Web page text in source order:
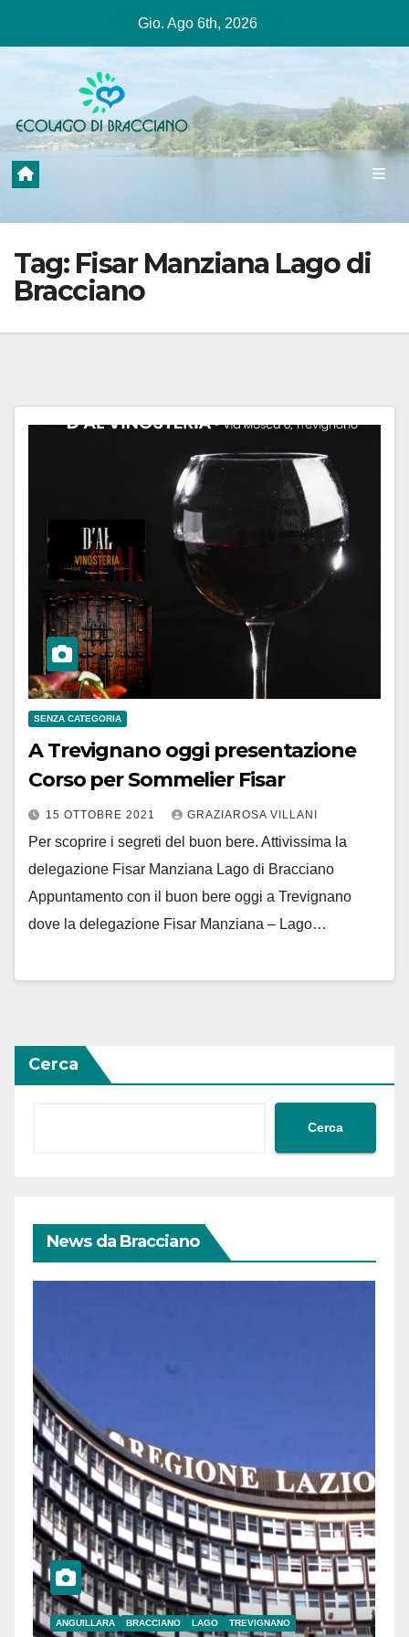
contenuto
Gio. Ago 6th, 2026
Tag: Fisar Manziana Lago di
Bracciano
SENZA CATEGORIA
A Trevignano oggi presentazione
Corso per Sommelier Fisar
15 OTTOBRE 2021 GRAZIAROSA VILLANI
Per scoprire i segreti del buon bere. Attivissima la
delegazione Fisar Manziana Lago di Bracciano
Appuntamento con il buon bere oggi a Trevignano
dove la delegazione Fisar Manziana – Lago…
Cerca
Cerca
News da Bracciano
ANGUILLARA BRACCIANO LAGO TREVIGNANO